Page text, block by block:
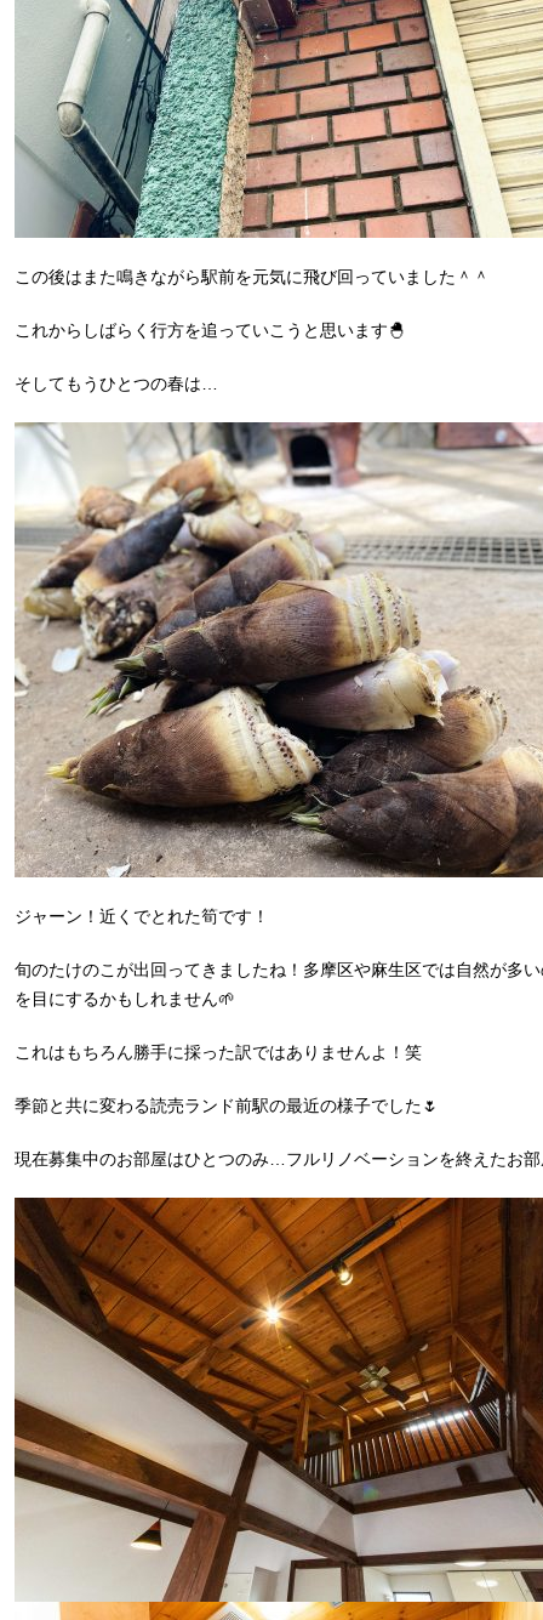
この後はまた鳴きながら駅前を元気に飛び回っていました＾＾
これからしばらく行方を追っていこうと思います🐣
そしてもうひとつの春は…
ジャーン！近くでとれた筍です！
旬のたけのこが出回ってきましたね！多摩区や麻生区では自然が多
を目にするかもしれません🌱
これはもちろん勝手に採った訳ではありませんよ！笑
季節と共に変わる読売ランド前駅の最近の様子でした🌷
現在募集中のお部屋はひとつのみ…フルリノベーションを終えたお